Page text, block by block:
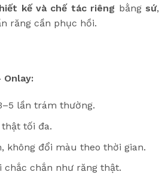
kế và chế tác riêng bằng sứ,
răng cần phục hồi.
Onlay:
lần trám thường.
tối đa.
không đổi màu theo thời gian.
chắc chắn như răng thật.